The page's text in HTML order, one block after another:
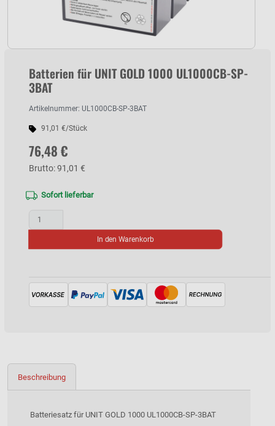
Batterien für UNIT GOLD 1000 UL1000CB-SP-
3BAT
Artikelnummer: UL1000CB-SP-3BAT
91,01 €/Stück
76,48 €
Brutto: 91,01 €
Sofort lieferbar
In den Warenkorb
Beschreibung
Batteriesatz für UNIT GOLD 1000 UL1000CB-SP-3BAT